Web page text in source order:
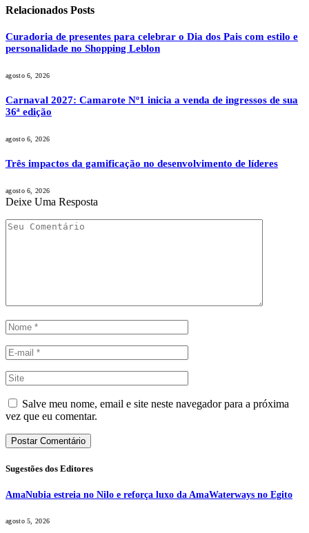
Relacionados Posts
Curadoria de presentes para celebrar o Dia dos Pais com estilo e
personalidade no Shopping Leblon
agosto 6, 2026
Carnaval 2027: Camarote Nº1 inicia a venda de ingressos de sua
36ª edição
agosto 6, 2026
Três impactos da gamificação no desenvolvimento de líderes
agosto 6, 2026
Deixe Uma Resposta
Salve meu nome, email e site neste navegador para a próxima
vez que eu comentar.
Sugestões dos Editores
AmaNubia estreia no Nilo e reforça luxo da AmaWaterways no Egito
agosto 5, 2026